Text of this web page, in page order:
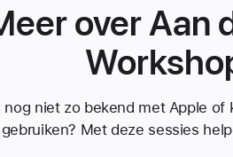
over Aan
nog niet zo bekend met Apple of
gebruiken? Met deze sessies